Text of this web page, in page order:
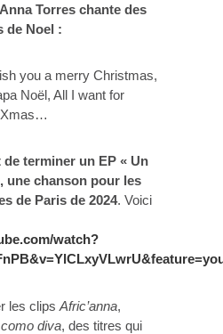
Torres chante des
de Noel :
you a merry Christmas,
Noël, All I want for
Xmas…
terminer un EP « Un
une chanson pour les
de Paris de 2024. Voici
watch?
les clips Afric’anna,
diva, des titres qui